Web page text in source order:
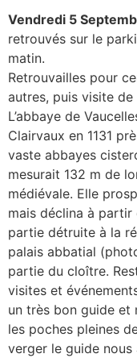
Vendredi 5
retrouvés sur le
matin.
Retrouvailles pour
autres, puis visite de
L’abbaye de
Clairvaux en 1131
vaste abbayes
mesurait 132 m de
médiévale. Elle
mais déclina à
partie détruite à la
palais abbatial
partie du cloître.
visites et
un très bon guide et
les poches pleines
verger le guide nous